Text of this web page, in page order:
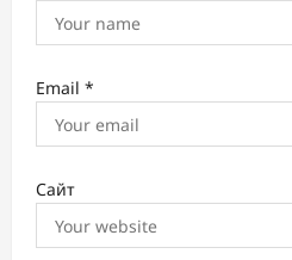
Email *
Сайт